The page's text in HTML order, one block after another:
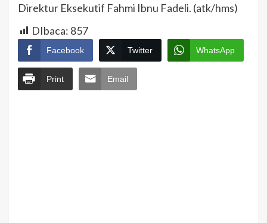
Direktur Eksekutif Fahmi Ibnu Fadeli. (atk/hms)
DIbaca: 857
Facebook Twitter WhatsApp
Print Email